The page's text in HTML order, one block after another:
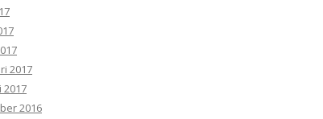
2017
2017
2016